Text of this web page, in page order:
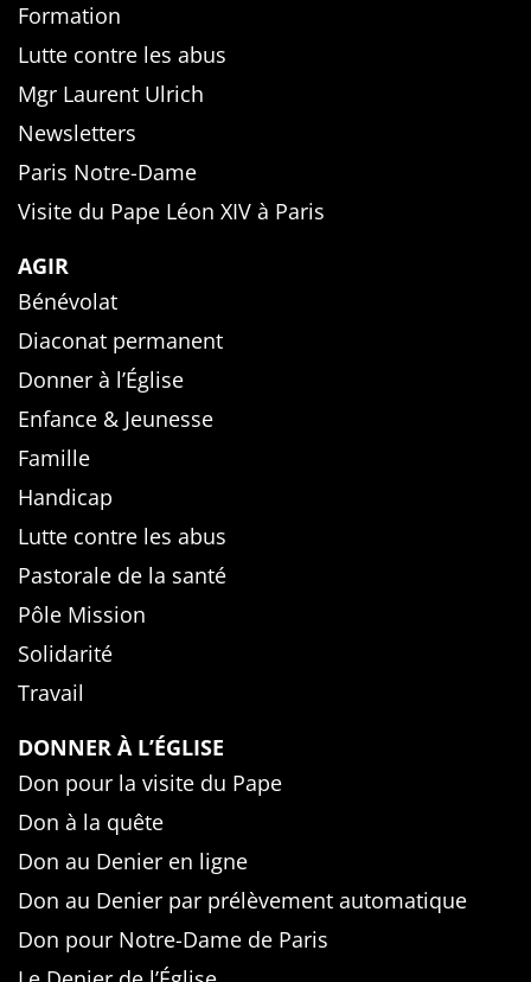
Formation
Lutte contre les abus
Mgr Laurent Ulrich
Newsletters
Paris Notre-Dame
Visite du Pape Léon XIV à Paris
AGIR
Bénévolat
Diaconat permanent
Donner à l’Église
Enfance & Jeunesse
Famille
Handicap
Lutte contre les abus
Pastorale de la santé
Pôle Mission
Solidarité
Travail
DONNER À L’ÉGLISE
Don pour la visite du Pape
Don à la quête
Don au Denier en ligne
Don au Denier par prélèvement automatique
Don pour Notre-Dame de Paris